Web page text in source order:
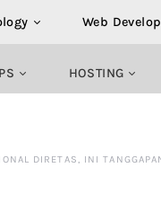
Web
HOSTING
DIRETAS, INI